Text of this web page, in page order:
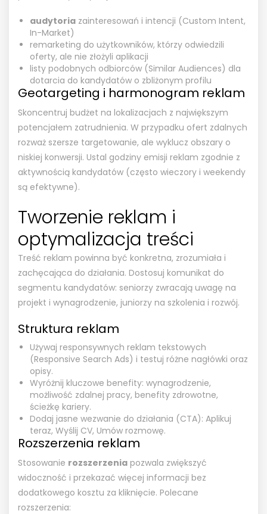
audytoria zainteresowań i intencji (Custom Intent,
In-Market)
remarketing do użytkowników, którzy odwiedzili
oferty, ale nie złożyli aplikacji
listy podobnych odbiorców (Similar Audiences) dla
dotarcia do kandydatów o zbliżonym profilu
Geotargeting i harmonogram reklam
Skoncentruj budżet na lokalizacjach z największym
potencjałem zatrudnienia. W przypadku ofert zdalnych
rozważ szersze targetowanie, ale wyklucz obszary o
niskiej konwersji. Ustal godziny emisji reklam zgodnie z
aktywnością kandydatów (często wieczory i weekendy
są efektywne).
Tworzenie reklam i
optymalizacja treści
Treść reklam powinna być konkretna, zrozumiała i
zachęcająca do działania. Dostosuj komunikat do
segmentu kandydatów: seniorzy zwracają uwagę na
projekt i wynagrodzenie, juniorzy na szkolenia i rozwój.
Struktura reklam
Używaj responsywnych reklam tekstowych
(Responsive Search Ads) i testuj różne nagłówki oraz
opisy.
Wyróżnij kluczowe benefity: wynagrodzenie,
możliwość zdalnej pracy, benefity zdrowotne,
ścieżkę kariery.
Dodaj jasne wezwanie do działania (CTA): Aplikuj
teraz, Wyślij CV, Umów rozmowę.
Rozszerzenia reklam
Stosowanie rozszerzenia pozwala zwiększyć
widoczność i przekazać więcej informacji bez
dodatkowego kosztu za kliknięcie. Polecane
rozszerzenia: